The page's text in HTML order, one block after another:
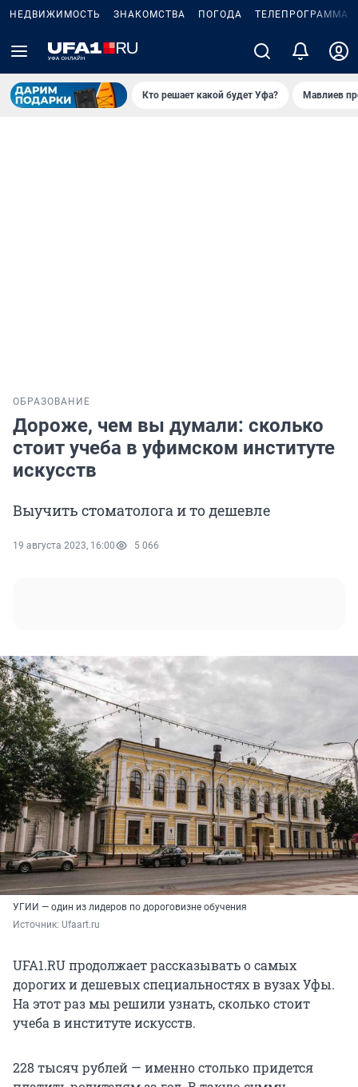
НЕДВИЖИМОСТЬ ЗНАКОМСТВА ПОГОДА ТЕЛЕПРОГРАММА
Кто решает какой будет Уфа? Мавлиев
ОБРАЗОВАНИЕ
Дороже, чем вы думали: сколько
стоит учеба в уфимском институте
искусств
Выучить стоматолога и то дешевле
19 августа 2023, 16:00 5 066
УГИИ — один из лидеров по дороговизне обучения
Источник: Ufaart.ru
UFA1.RU продолжает рассказывать о самых
дорогих и дешевых специальностях в вузах Уфы.
На этот раз мы решили узнать, сколько стоит
учеба в институте искусств.
228 тысяч рублей — именно столько придется